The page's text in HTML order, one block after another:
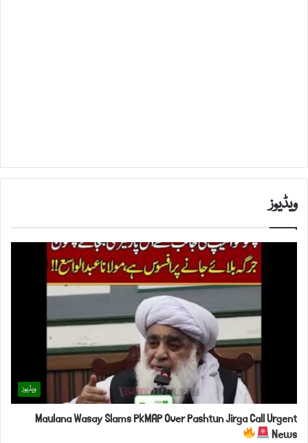
ویڈیوز
ویڈیوز
Maulana Wasay Slams PkMAP Over Pashtun Jirga Call Urgent
News